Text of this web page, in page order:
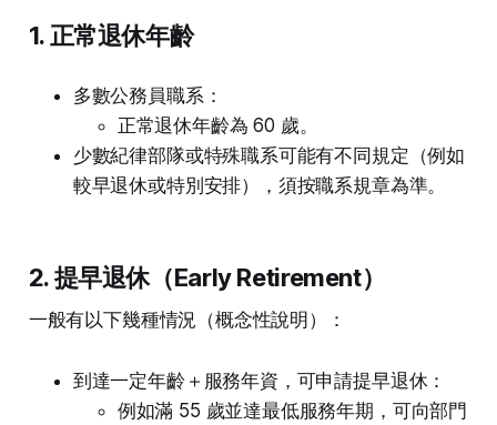
1. 正常退休年齡
多數公務員職系：
正常退休年齡為 60 歲。
少數紀律部隊或特殊職系可能有不同規定（例如
較早退休或特別安排），須按職系規章為準。
2. 提早退休（Early Retirement）
一般有以下幾種情況（概念性說明）：
到達一定年齡＋服務年資，可申請提早退休：
例如滿 55 歲並達最低服務年期，可向部門